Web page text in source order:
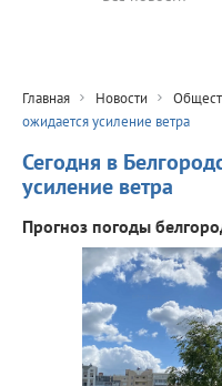
Главная Новости
ожидается усиление ветра
Сегодня в
усиление ветра
Прогноз погоды